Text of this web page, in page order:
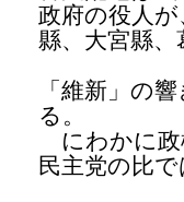
政府の役人
縣、大宮縣
「維新」の
る。
にわかに政
民主党の比